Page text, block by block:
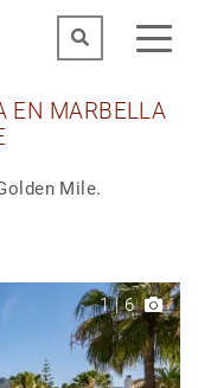
EN MARBELLA
Mile.
1|6